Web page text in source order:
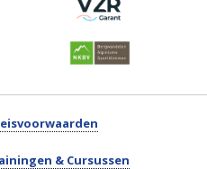
& Cursussen